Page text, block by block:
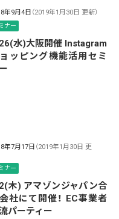
年9月4日 （2019年1月30日 更新）
ナー
水)大阪開催 Instagram
ッピング機能活用セミ
年7月17日 （2019年1月30日 更
ナー
木) アマゾンジャパン合
社にて開催！ EC事業者
パーティー